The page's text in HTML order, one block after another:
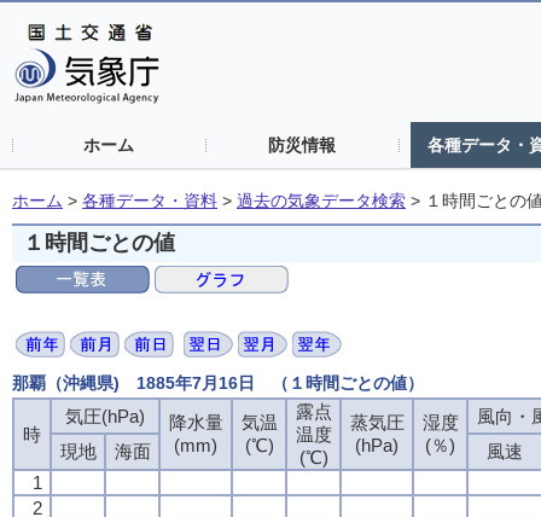
ホーム 防災情報 各種データ・
ホーム > 各種データ・資料 > 過去の気象データ検索 > １時間ごとの
１時間ごとの値
那覇（沖縄県) 1885年7月16日 （１時間ごとの値）
時
気圧(hPa)
降水量
(mm)
気温
(℃)
露点
温度
(℃)
蒸気圧
(hPa)
湿度
(％)
風向・
現地
海面
風速
1
2